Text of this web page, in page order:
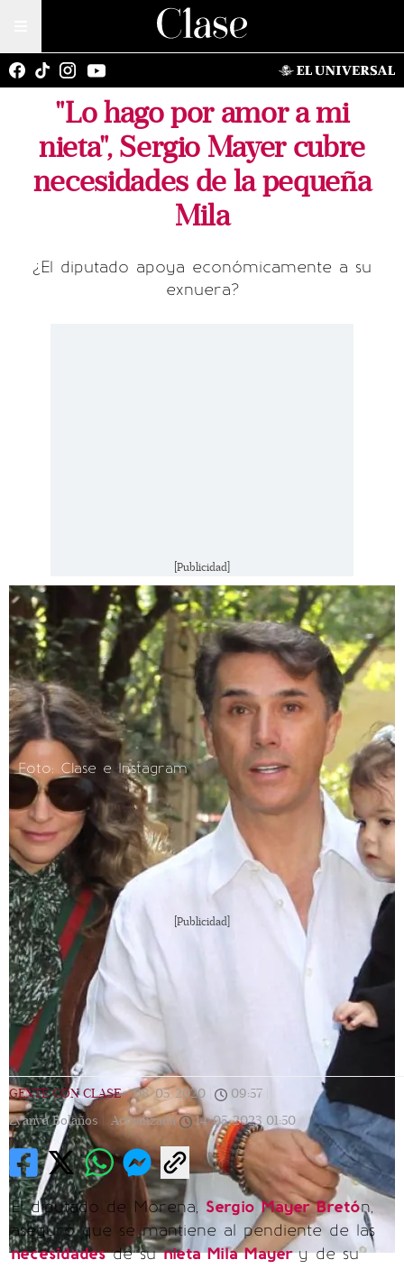
"Lo hago por amor a mi
nieta", Sergio Mayer cubre
necesidades de la pequeña
Mila
¿El diputado apoya económicamente a su
exnuera?
[Publicidad]
Foto: Clase e Instagram
[Publicidad]
GENTE CON CLASE | 08/05/2020 09:57
Zyanya Bolaños |
Actualizada 14/05/2023 01:50
El diputado de Morena, Sergio Mayer Bretón,
aseguró que se mantiene al pendiente de las
necesidadesde sunieta Mila Mayery de su